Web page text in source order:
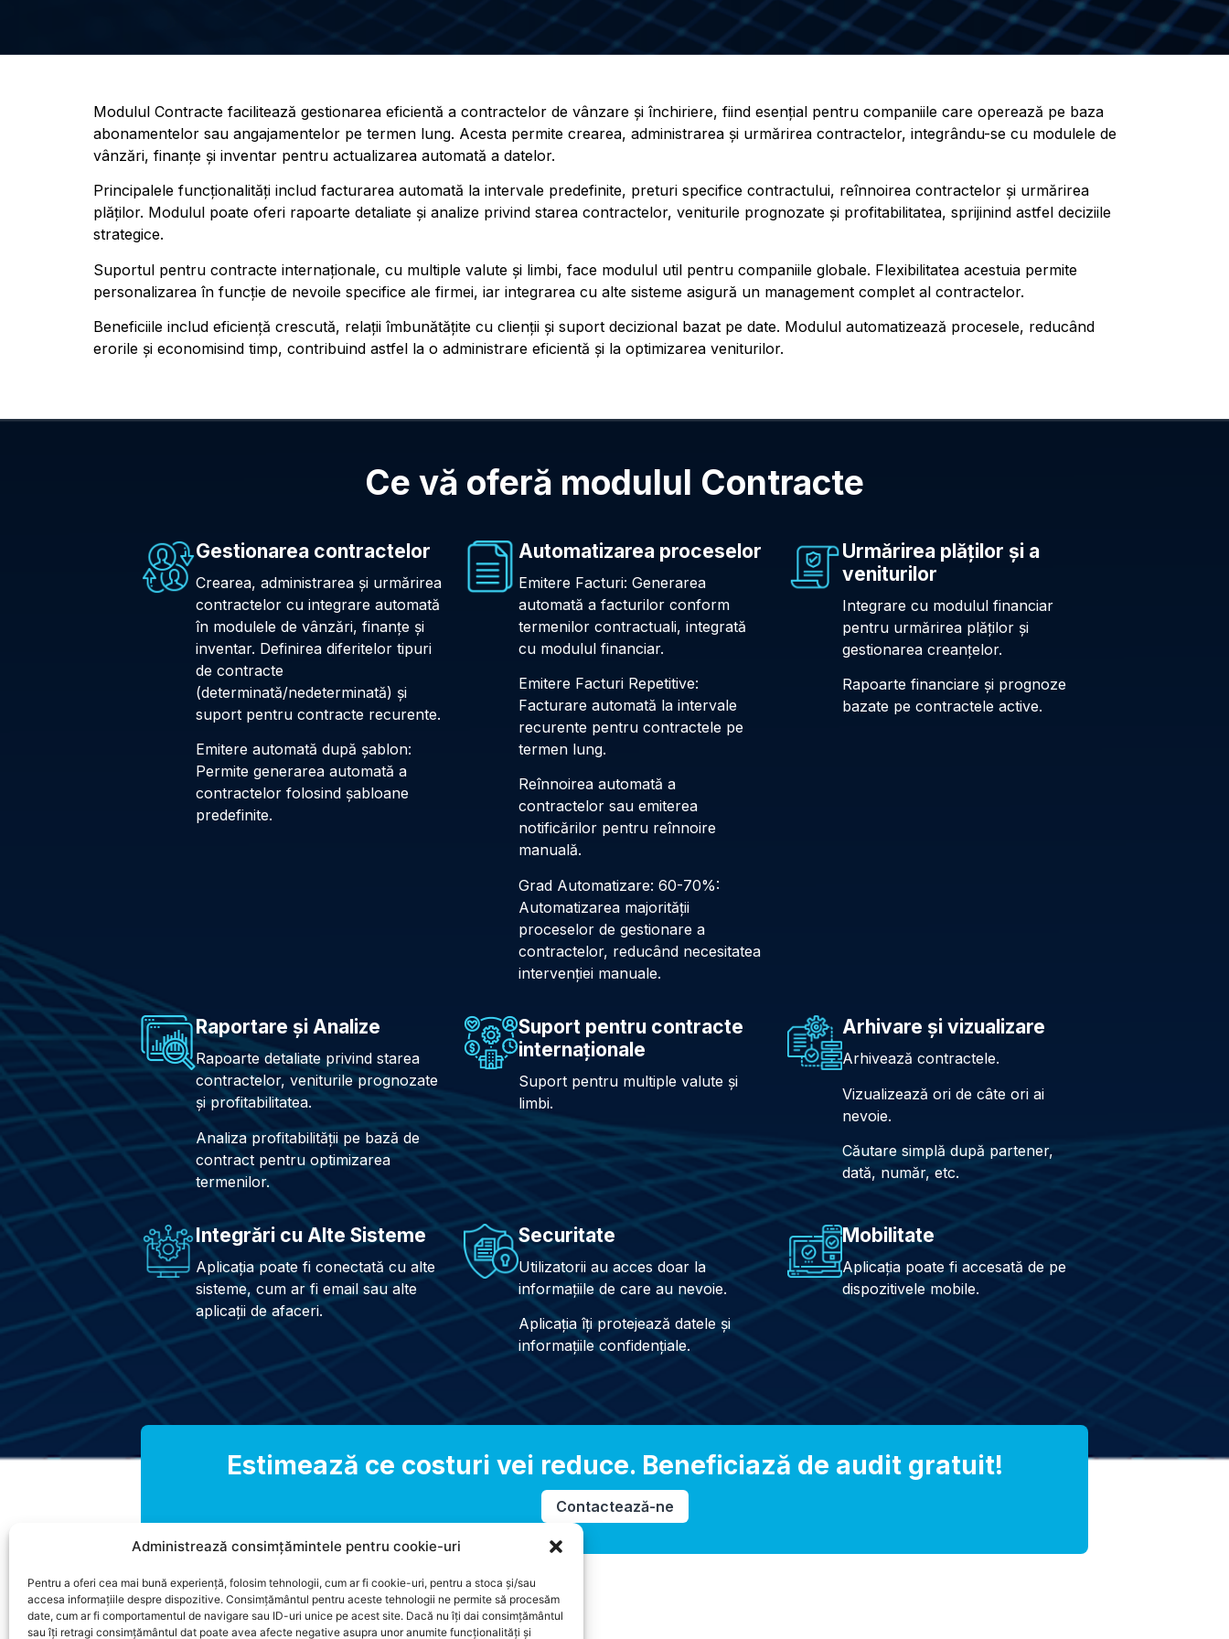
Administrează consimțămintele pentru cookie-uri
Pentru a oferi cea mai bună experiență, folosim tehnologii, cum ar fi cookie-uri, pentru a stoca și/sau
accesa informațiile despre dispozitive. Consimțământul pentru aceste tehnologii ne permite să procesăm
date, cum ar fi comportamentul de navigare sau ID-uri unice pe acest site. Dacă nu îți dai consimțământul
sau îți retragi consimțământul dat poate avea afecte negative asupra unor anumite funcționalități și
Modulul Contracte facilitează gestionarea eficientă a contractelor de vânzare și închiriere, fiind esențial pentru companiile care operează pe baza
abonamentelor sau angajamentelor pe termen lung. Acesta permite crearea, administrarea și urmărirea contractelor, integrându-se cu modulele de
vânzări, finanțe și inventar pentru actualizarea automată a datelor.
Principalele funcționalități includ facturarea automată la intervale predefinite, preturi specifice contractului, reînnoirea contractelor și urmărirea
plăților. Modulul poate oferi rapoarte detaliate și analize privind starea contractelor, veniturile prognozate și profitabilitatea, sprijinind astfel deciziile
strategice.
Suportul pentru contracte internaționale, cu multiple valute și limbi, face modulul util pentru companiile globale. Flexibilitatea acestuia permite
personalizarea în funcție de nevoile specifice ale firmei, iar integrarea cu alte sisteme asigură un management complet al contractelor.
Beneficiile includ eficiență crescută, relații îmbunătățite cu clienții și suport decizional bazat pe date. Modulul automatizează procesele, reducând
erorile și economisind timp, contribuind astfel la o administrare eficientă și la optimizarea veniturilor.
Ce vă oferă modulul Contracte
Gestionarea contractelor
Crearea, administrarea și urmărirea
contractelor cu integrare automată
în modulele de vânzări, finanțe și
inventar. Definirea diferitelor tipuri
de contracte
(determinată/nedeterminată) și
suport pentru contracte recurente.
Emitere automată după șablon:
Permite generarea automată a
contractelor folosind șabloane
predefinite.
Automatizarea proceselor
Emitere Facturi: Generarea
automată a facturilor conform
termenilor contractuali, integrată
cu modulul financiar.
Emitere Facturi Repetitive:
Facturare automată la intervale
recurente pentru contractele pe
termen lung.
Reînnoirea automată a
contractelor sau emiterea
notificărilor pentru reînnoire
manuală.
Grad Automatizare: 60-70%:
Automatizarea majorității
proceselor de gestionare a
contractelor, reducând necesitatea
intervenției manuale.
Urmărirea plăților și a
veniturilor
Integrare cu modulul financiar
pentru urmărirea plăților și
gestionarea creanțelor.
Rapoarte financiare și prognoze
bazate pe contractele active.
Raportare și Analize
Rapoarte detaliate privind starea
contractelor, veniturile prognozate
și profitabilitatea.
Analiza profitabilității pe bază de
contract pentru optimizarea
termenilor.
Suport pentru contracte
internaționale
Suport pentru multiple valute și
limbi.
Arhivare și vizualizare
Arhivează contractele.
Vizualizează ori de câte ori ai
nevoie.
Căutare simplă după partener,
dată, număr, etc.
Integrări cu Alte Sisteme
Aplicația poate fi conectată cu alte
sisteme, cum ar fi email sau alte
aplicații de afaceri.
Securitate
Utilizatorii au acces doar la
informațiile de care au nevoie.
Aplicația îți protejează datele și
informațiile confidențiale.
Mobilitate
Aplicația poate fi accesată de pe
dispozitivele mobile.
Estimează ce costuri vei reduce. Beneficiază de audit gratuit!
Contactează-ne